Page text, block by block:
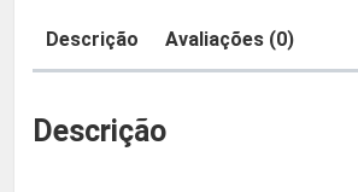
R
,
Descrição Avaliações (0)
Descrição